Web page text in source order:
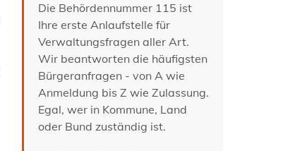
Die Behördennummer 115 ist
Ihre erste Anlaufstelle für
Verwaltungsfragen aller Art.
Wir beantworten die häufigsten
Bürgeranfragen - von A wie
Anmeldung bis Z wie Zulassung.
Egal, wer in Kommune, Land
oder Bund zuständig ist.